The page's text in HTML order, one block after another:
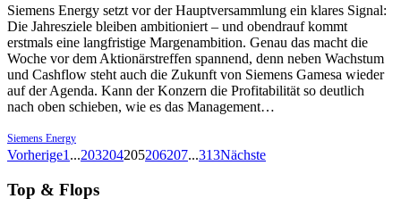
Siemens Energy setzt vor der Hauptversammlung ein klares Signal:
Die Jahresziele bleiben ambitioniert – und obendrauf kommt
erstmals eine langfristige Margenambition. Genau das macht die
Woche vor dem Aktionärstreffen spannend, denn neben Wachstum
und Cashflow steht auch die Zukunft von Siemens Gamesa wieder
auf der Agenda. Kann der Konzern die Profitabilität so deutlich
nach oben schieben, wie es das Management…
Siemens Energy
Vorherige1 ...203204205206207...313Nächste
Top & Flops